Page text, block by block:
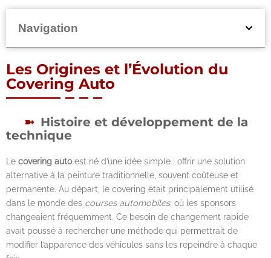
Navigation
Les Origines et l’Évolution du
Covering Auto
Histoire et développement de la
technique
Le covering autoest né d’une idée simple : offrir une solution
alternative à la peinture traditionnelle, souvent coûteuse et
permanente. Au départ, le covering était principalement utilisé
dans le monde des courses automobiles, où les sponsors
changeaient fréquemment. Ce besoin de changement rapide
avait poussé à rechercher une méthode qui permettrait de
modifier l’apparence des véhicules sans les repeindre à chaque